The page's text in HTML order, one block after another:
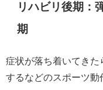
リハビリ後期：
期
症状が落ち着いてきた
するなどのスポーツ動